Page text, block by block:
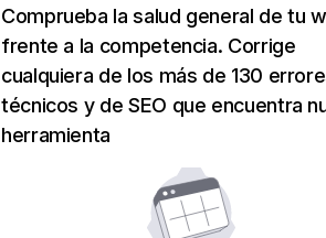
Comprueba la salud general de tu
frente a la competencia. Corrige
cualquiera de los más de 130
técnicos y de SEO que encuentra
herramienta